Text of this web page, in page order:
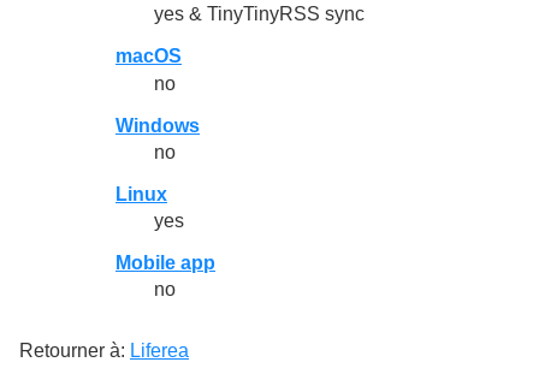
yes & TinyTinyRSS sync
macOS
no
Windows
no
Linux
yes
Mobile app
no
Retourner à: Liferea